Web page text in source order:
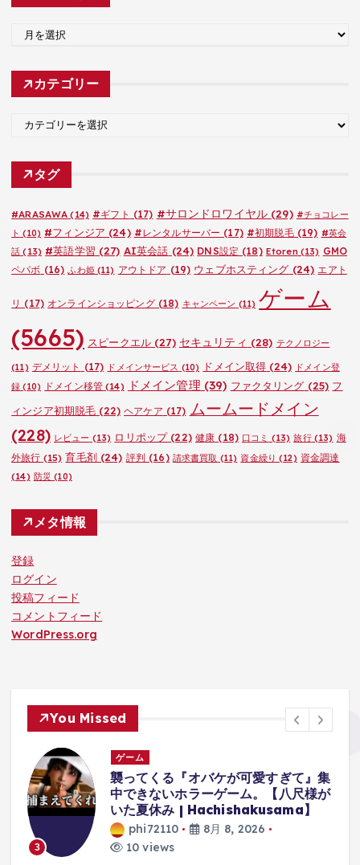
カ
カテゴリー
ゴ
タグ
#ARASAWA (14) #ギフト (17) #サロンドロワイヤル(29) #チョコレー
ト (10) #フィンジア (24) #レンタルサーバー (17) #初期脱毛(19) #英会
話 (13) #英語学習 (27) AI英会話 (24) DNS設定 (18) Etoren(13) GMO
ペパボ (16) ふわ姫(11) アウトドア (19) ウェブホスティング (24) エアト
リ (17) オンラインショッピング(18) キャンペーン (11) ゲーム
(5665) スピークエル(27) セキュリティ (28) テクノロジー
(11) デメリット (17) ドメインサービス (10) ドメイン取得 (24) ドメイン登
録 (10) ドメイン移管(14) ドメイン管理 (39) ファクタリング (25) フ
ィンジア初期脱毛 (22) ヘアケア (17) ムームードメイン
(228) レビュー (13) ロリポップ(22) 健康 (18) 口コミ (13) 旅行(13) 海
外旅行 (15) 育毛剤(24) 評判 (16) 請求書買取 (11) 資金繰り (12) 資金調達
(14) 防災 (10)
メタ情報
登録
ログイン
投稿フィード
コメントフィード
WordPress.org
You Missed
3
ゲーム
襲ってくる『オバケが可愛すぎて』集
中できないホラーゲーム。【八尺様が
いた夏休み | Hachishakusama】
phi72110
8月 8, 2026
10 views